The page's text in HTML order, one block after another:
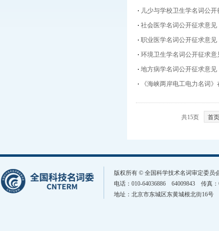
儿少与学校卫生学名词公开
社会医学名词公开征求意见
职业医学名词公开征求意见
环境卫生学名词公开征求意
地方病学名词公开征求意见
《海峡两岸电工电力名词
共15页 首
版权所有 © 全国科学技术名词审定委
电话：010-64036886 64009843 传真
地址：北京市东城区东黄城根北街16